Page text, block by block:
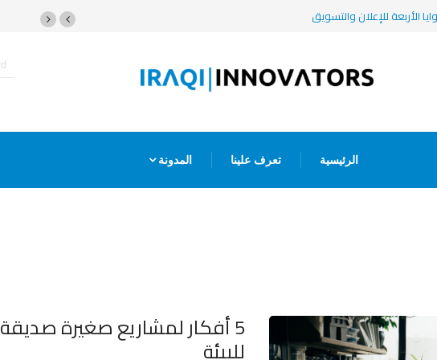
الأربعة للإعلان والتسويق
الرئيسية تعرف علينا المدونة
5 أفكار لمشاريع صغيرة صديقة
للبيئة